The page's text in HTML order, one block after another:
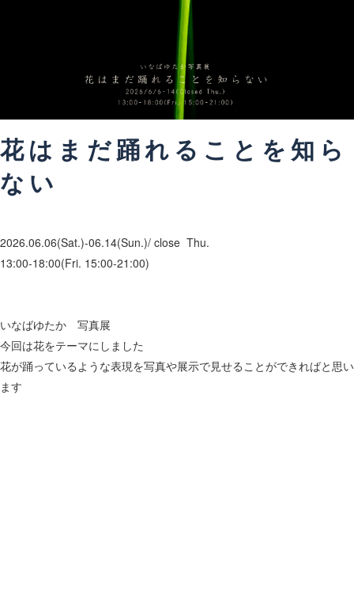
花はまだ踊れることを知ら
ない
2026.06.06(Sat.)-06.14(Sun.)/ close Thu.
13:00-18:00(Fri. 15:00-21:00)
いなばゆたか 写真展
今回は花をテーマにしました
花が踊っているような表現を写真や展示で見せることができればと思い
ます